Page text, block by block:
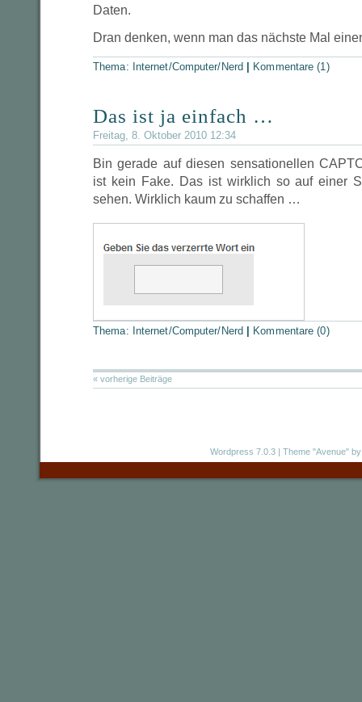
Daten.
Dran denken, wenn man das nächste Mal
Thema: Internet/Computer/Nerd Kommentare (1)
Das ist ja einfach …
Freitag, 8. Oktober 2010 12:34
Bin gerade auf diesen sensationellen
ist kein Fake. Das ist wirklich so auf einer
sehen. Wirklich kaum zu schaffen …
Thema: Internet/Computer/Nerd Kommentare (0)
« vorherige Beiträge
Wordpress 7.0.3 | Theme "Avenue"